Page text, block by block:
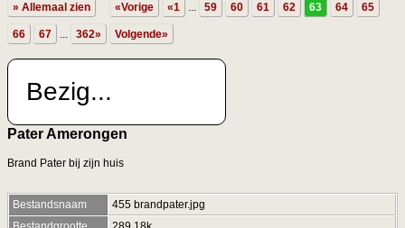
» Allemaal zien «Vorige «1 ... 59 60 61 62 63 64 65
66 67 ... 362» Volgende»
Bezig...
Pater Amerongen
Brand Pater bij zijn huis
Bestandsnaam
455 brandpater.jpg